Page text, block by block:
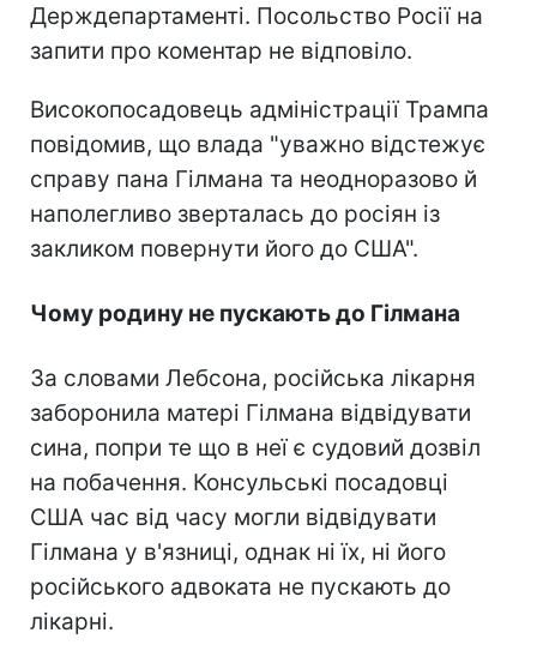
Держдепартаменті. Посольство Росії на
запити про коментар не відповіло.
Високопосадовець адміністрації Трампа
повідомив, що влада "уважно відстежує
справу пана Гілмана та неодноразово й
наполегливо зверталась до росіян із
закликом повернути його до США".
Чому родину не пускають до Гілмана
За словами Лебсона, російська лікарня
заборонила матері Гілмана відвідувати
сина, попри те що в неї є судовий дозвіл
на побачення. Консульські посадовці
США час від часу могли відвідувати
Гілмана у в'язниці, однак ні їх, ні його
російського адвоката не пускають до
лікарні.